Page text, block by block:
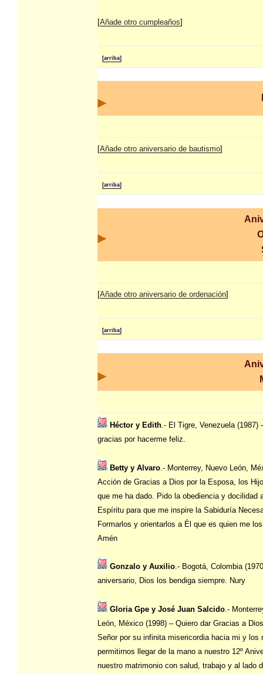
[Añade otro cumpleaños]
[arriba]
[Añade otro aniversario de bautismo]
[arriba]
[Añade otro aniversario de ordenación]
[arriba]
Héctor y Edith.- El Tigre, Venezuela (1987)
gracias por hacerme feliz.
Betty y Alvaro .- Monterrey, Nuevo León,
Acción de Gracias a Dios por la Esposa, los
que me ha dado. Pido la obediencia y docilidad
Espíritu para que me inspire la Sabiduría
Formarlos y orientarlos a Él que es quien me
Amén
Gonzalo y Auxilio.- Bogotá, Colombia
aniversario, Dios los bendiga siempre. Nury
Gloria Gpe y José Juan Salcido .-
León, México (1998) – Quiero dar Gracias a
Señor por su infinita misericordia hacia mi y los
permitirnos llegar de la mano a nuestro 12º
nuestro matrimonio con salud, trabajo y al lado